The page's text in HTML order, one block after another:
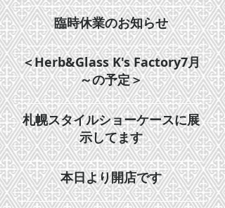
臨時休業のお知らせ
＜Herb&Glass K's Factory7月
～の予定＞
札幌スタイルショーケースに展
示してます
本日より開店です